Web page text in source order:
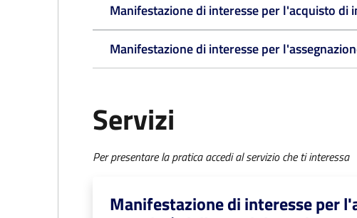
Manifestazione di interesse per l'acquisto di
Manifestazione di interesse per
Servizi
Per presentare la pratica accedi al servizio che ti interessa
Manifestazione di interesse per